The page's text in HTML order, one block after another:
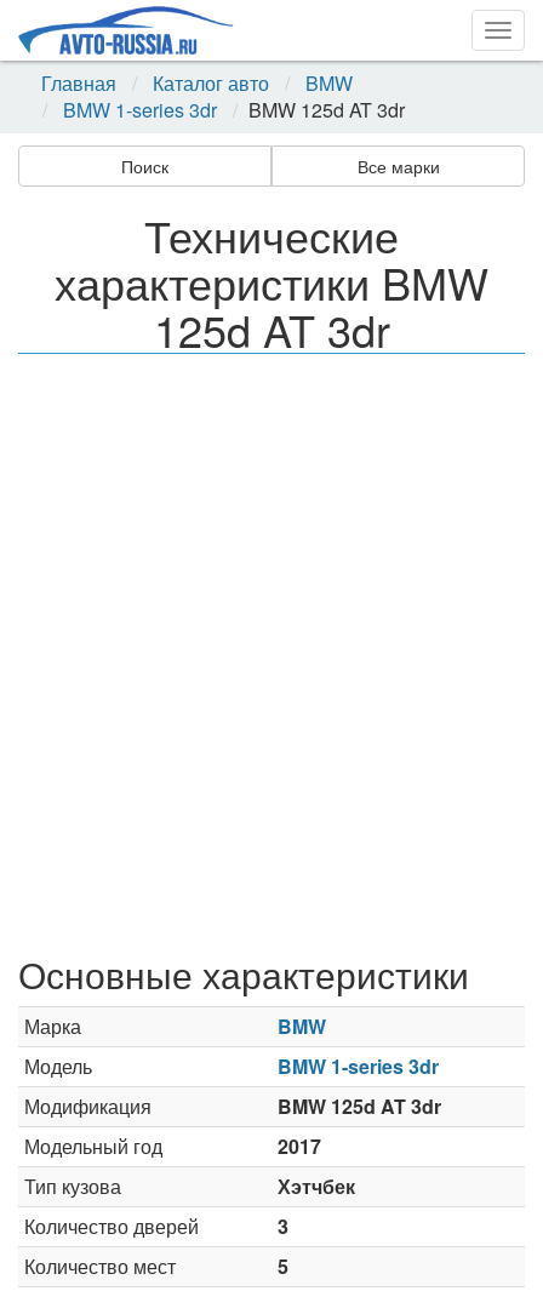
Главная
Каталог авто
BMW
BMW 1-series 3dr
BMW 125d AT 3dr
Поиск Все марки
Технические
характеристики BMW
125d AT 3dr
Основные характеристики
Марка
BMW
Модель
BMW 1-series 3dr
Модификация
BMW 125d AT 3dr
Модельный год
2017
Тип кузова
Хэтчбек
Количество дверей
3
Количество мест
5